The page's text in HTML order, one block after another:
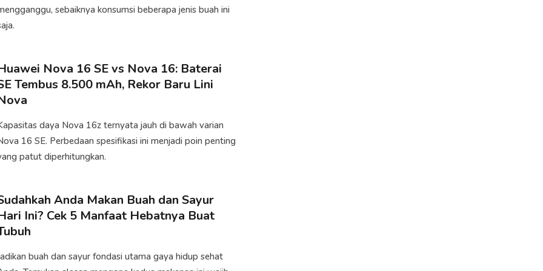
sebaiknya konsumsi beberapa jenis buah ini
Nova 16 SE vs Nova 16: Baterai
Tembus 8.500 mAh, Rekor Baru Lini
daya Nova 16z ternyata jauh di bawah varian
16 SE. Perbedaan spesifikasi ini menjadi poin penting
patut diperhitungkan.
Anda Makan Buah dan Sayur
Ini? Cek 5 Manfaat Hebatnya Buat
buah dan sayur fondasi utama gaya hidup sehat